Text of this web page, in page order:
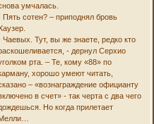
умчалась.
Пять сотен? – приподнял бровь
Чаевых. Тут, вы же знаете, редко кто
- дернул Серхио
рта. – Те, кому «88» по
хорошо умеют читать,
– «вознаграждение официанту
в счет» - так черта с два чего
Но когда прилетает